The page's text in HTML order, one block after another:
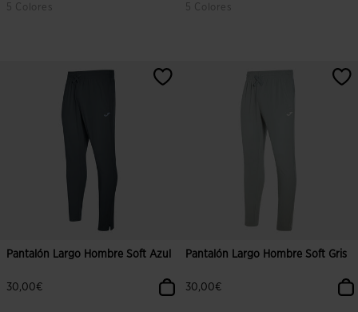
5 Colores
4,8 sobre 5 de valoración de clientes
5 Colores
3,6 sobre 5 de valoración de
Pantalón Largo Hombre Soft Azul
30,00€
Pantalón Largo Hombre Soft Gris
30,00€